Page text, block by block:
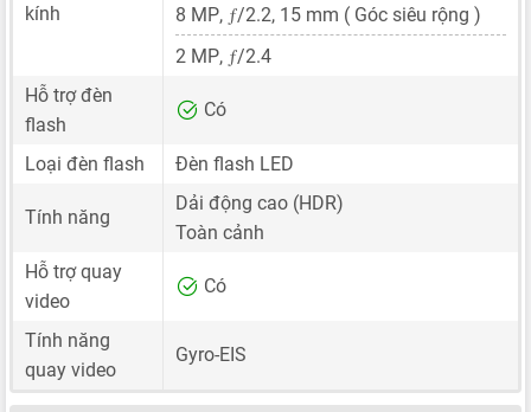
kính
8 MP, ƒ/2.2, 15 mm ( Góc siêu rộng )
2 MP, ƒ/2.4
Hỗ trợ đèn
flash
Có
Loại đèn flash Đèn flash LED
Tính năng
Dải động cao (HDR)
Toàn cảnh
Hỗ trợ quay
video
Có
Tính năng
quay video
Gyro-EIS